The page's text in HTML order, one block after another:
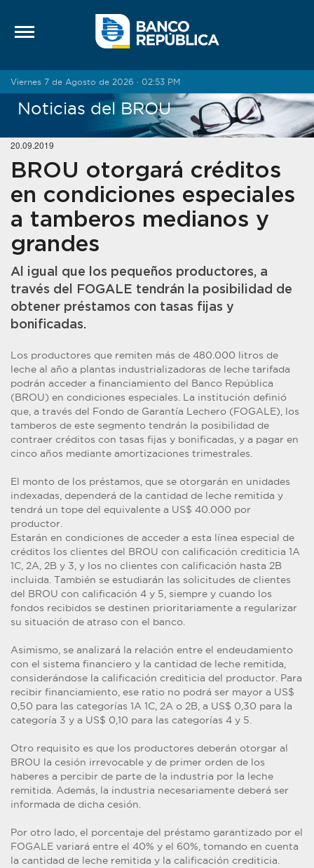
Viernes 7 de Agosto de 2026 · 02:53 PM
Noticias del BROU
20.09.2019
BROU otorgará créditos
en condiciones especiales
a tamberos medianos y
grandes
Al igual que los pequeños productores, a
través del FOGALE tendrán la posibilidad de
obtener préstamos con tasas fijas y
bonificadas.
Los productores que remiten más de 480.000 litros de
leche al año a plantas industrializadoras de leche tarifada
podrán acceder a financiamiento del Banco República
(BROU) en condiciones especiales. La institución definió
que, a través del Fondo de Garantía Lechero (FOGALE), los
tamberos de este segmento tendrán la posibilidad de
contraer créditos con tasas fijas y bonificadas, y a pagar en
cinco años mediante amortizaciones trimestrales.
El monto de los préstamos, que se otorgarán en unidades
indexadas, dependerá de la cantidad de leche remitida y
tendrá un tope del equivalente a US$ 40.000 por
productor.
Estarán en condiciones de acceder a esta línea especial de
créditos los clientes del BROU con calificación crediticia 1A
1C, 2A, 2B y 3, y los no clientes con calificación hasta 2B
incluida. También se estudiarán las solicitudes de clientes
del BROU con calificación 4 y 5, siempre y cuando los
fondos recibidos se destinen prioritariamente a regularizar
su situación de atraso con el banco.
Asimismo, se analizará la relación entre el endeudamiento
con el sistema financiero y la cantidad de leche remitida,
considerándose la calificación crediticia del productor. Para
recibir financiamiento, ese ratio no podrá ser mayor a US$
0,50 para las categorías 1A 1C, 2A o 2B, a US$ 0,30 para la
categoría 3 y a US$ 0,10 para las categorías 4 y 5.
Otro requisito es que los productores deberán otorgar al
BROU la cesión irrevocable y de primer orden de los
haberes a percibir de parte de la industria por la leche
remitida. Además, la industria necesariamente deberá ser
informada de dicha cesión.
Por otro lado, el porcentaje del préstamo garantizado por el
FOGALE variará entre el 40% y el 60%, tomando en cuenta
la cantidad de leche remitida y la calificación crediticia.